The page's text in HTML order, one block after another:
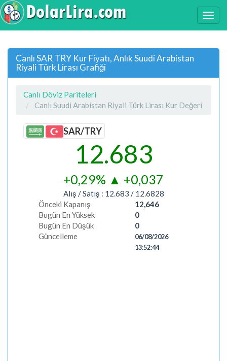
Canlı SAR TRY Kur Fiyatı, Anlık Suudi Arabistan
Riyali Türk Lirası Grafiği
Canlı Döviz Pariteleri
Canlı Suudi Arabistan Riyali Türk Lirası Kur Değeri
SAR/TRY
12.683
+0,29% ▲ +0,037
Alış / Satış : 12.683 / 12.6828
Önceki Kapanış
12,646
Bugün En Yüksek
0
Bugün En Düşük
0
Güncelleme
06/08/2026
13:52:44